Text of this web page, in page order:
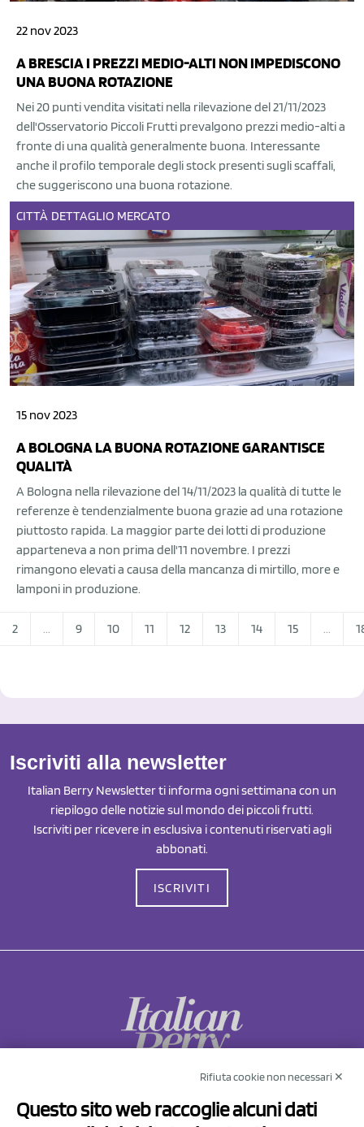
22 nov 2023
A BRESCIA I PREZZI MEDIO-ALTI NON IMPEDISCONO
UNA BUONA ROTAZIONE
Nei 20 punti vendita visitati nella rilevazione del 21/11/2023
dell'Osservatorio Piccoli Frutti prevalgono prezzi medio-alti a
fronte di una qualità generalmente buona. Interessante
anche il profilo temporale degli stock presenti sugli scaffali,
che suggeriscono una buona rotazione.
CITTÀ DETTAGLIO MERCATO
15 nov 2023
A BOLOGNA LA BUONA ROTAZIONE GARANTISCE
QUALITÀ
A Bologna nella rilevazione del 14/11/2023 la qualità di tutte le
referenze è tendenzialmente buona grazie ad una rotazione
piuttosto rapida. La maggior parte dei lotti di produzione
apparteneva a non prima dell'11 novembre. I prezzi
rimangono elevati a causa della mancanza di mirtillo, more e
lamponi in produzione.
2 ... 9 10 11 12 13 14 15 ...
Iscriviti alla newsletter
Italian Berry Newsletter ti informa ogni settimana con un
riepilogo delle notizie sul mondo dei piccoli frutti.
Iscriviti per ricevere in esclusiva i contenuti riservati agli
abbonati.
ISCRIVITI
Via Prov.le Sassuolo Vignola 315/1
Rifiuta cookie non necessari ✕
Questo sito web raccoglie alcuni dati